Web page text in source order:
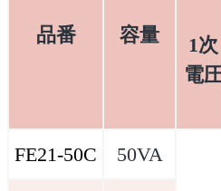
品番 容量
1次
電
FE21-50C 50VA